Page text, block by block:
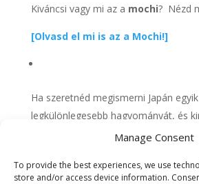
Manage Consent
To provide the best experiences, we use
store and/or access device information.
Kiváncsi vagy mi az a mochi? Nézd
[Olvasd el mi is az a Mochi!]
Ha szeretnéd megismerni Japán egyik
legkülönlegesebb hagyományát, és
amikor a múlt találkozik a modern
világát! 🌿